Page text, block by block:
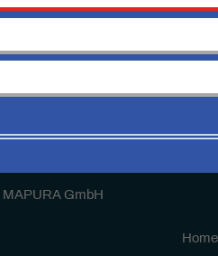
MAPURA GmbH
Home